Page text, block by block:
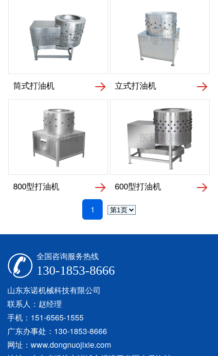
筒式打油机 立式打油机
800型打油机 600型打油机
1
全国咨询服务热线
130-1853-8666
山东东诺机械科技有限公司
联系人：赵经理
手机：151-6565-1555
广东办事处：130-1853-8666
网址：www.dongnuojixie.com